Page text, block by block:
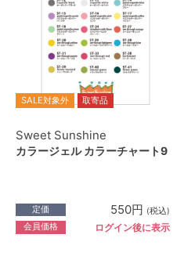
SALE対象外 取寄品
Sweet Sunshine
カラージェル カラーチャート9
定価 550円 (税込)
会員価格 ログイン後に表示